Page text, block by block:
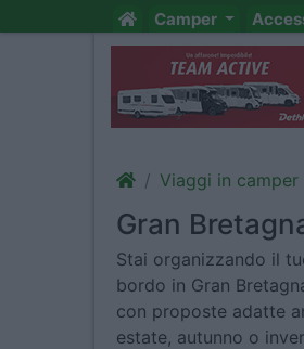
Camper
Viaggi in camper
Gran
Stai organizzando il
bordo in Gran
con proposte adatte
estate, autunno o